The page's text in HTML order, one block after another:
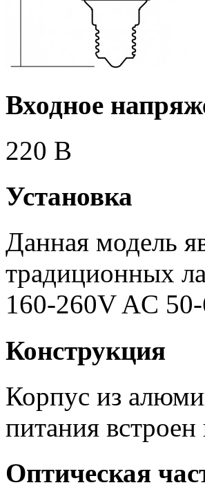
Входное
220 В
Установка
Данная модель
традиционных
160-260V AC
Конструкция
Корпус из
питания
Оптическая